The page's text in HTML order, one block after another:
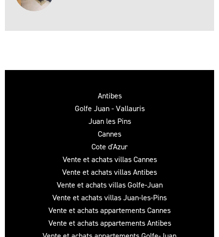
Antibes
Golfe Juan - Vallauris
Juan les Pins
Cannes
Cote d'Azur
Vente et achats villas Cannes
Vente et achats villas Antibes
Vente et achats villas Golfe-Juan
Vente et achats villas Juan-les-Pins
Vente et achats appartements Cannes
Vente et achats appartements Antibes